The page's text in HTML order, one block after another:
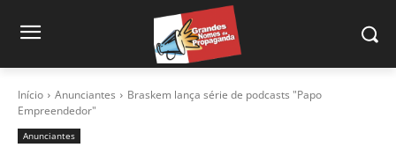
Início Anunciantes
Braskem lança série de podcasts "Papo
Empreendedor"
Anunciantes